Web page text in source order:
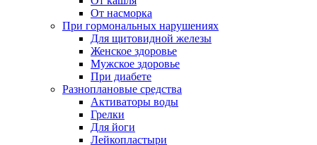
От насморка
При гормональных нарушениях
Для щитовидной железы
Женское здоровье
Мужское здоровье
При диабете
Разноплановые средства
Активаторы воды
Грелки
Для йоги
Лейкопластыри